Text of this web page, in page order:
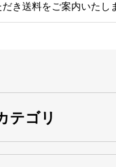
き送料をご案内いたし
テゴリ